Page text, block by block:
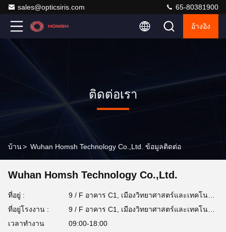
sales@opticsiris.com 65-80381900
อ้างอิง
ติดต่อเรา
บ้าน> Wuhan Homsh Technology Co.,Ltd. ข้อมูลติดต่อ
Wuhan Homsh Technology Co.,Ltd.
ที่อยู่ :
ที่อยู่โรงงาน :
เวลาทํางาน
09:00-18:00